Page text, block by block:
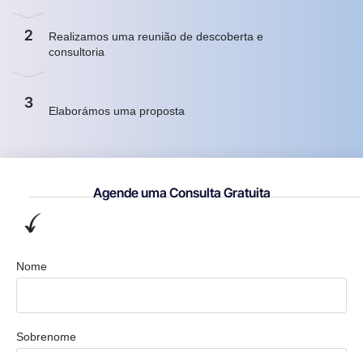
2
Realizamos uma reunião de descoberta e
consultoria
3 Elaborámos uma proposta
Agende uma Consulta Gratuita
Nome
Sobrenome